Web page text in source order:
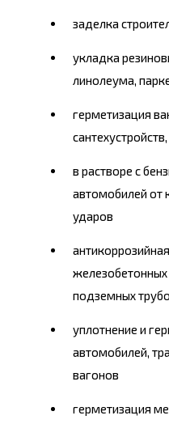
заделка
укладка
линолеума,
герметизация
в растворе с
автомобилей от
ударов
железобетонных
подземных
уплотнение и
автомобилей,
вагонов
герметизация